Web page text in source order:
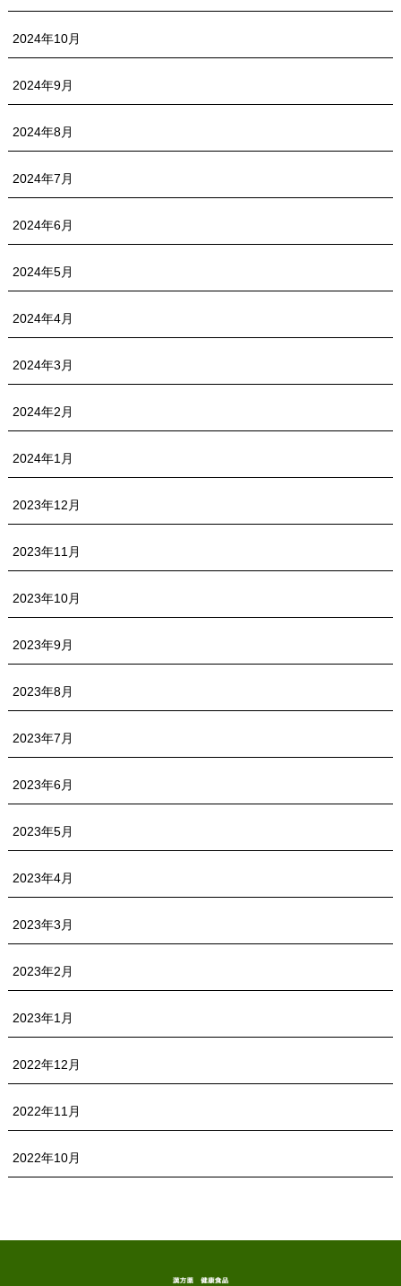
2024年10月
2024年9月
2024年8月
2024年7月
2024年6月
2024年5月
2024年4月
2024年3月
2024年2月
2024年1月
2023年12月
2023年11月
2023年10月
2023年9月
2023年8月
2023年7月
2023年6月
2023年5月
2023年4月
2023年3月
2023年2月
2023年1月
2022年12月
2022年11月
2022年10月